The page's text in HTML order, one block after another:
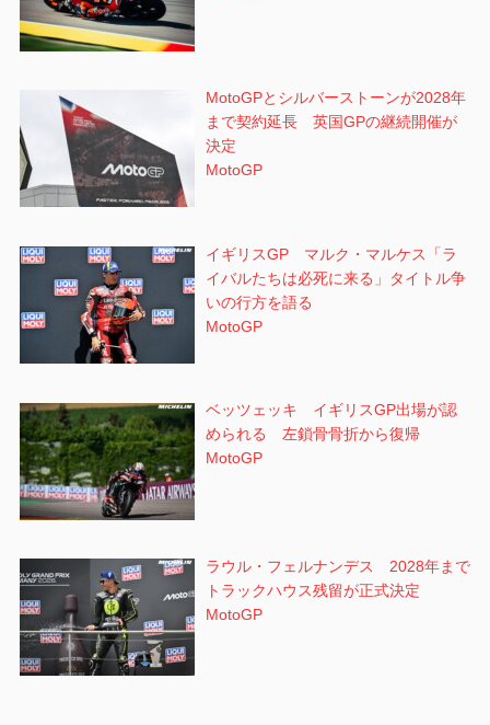
MotoGPとシルバーストーンが2028年
まで契約延長 英国GPの継続開催が
決定
MotoGP
イギリスGP マルク・マルケス「ラ
イバルたちは必死に来る」タイトル争
いの行方を語る
MotoGP
ベッツェッキ イギリスGP出場が認
められる 左鎖骨骨折から復帰
MotoGP
ラウル・フェルナンデス 2028年まで
トラックハウス残留が正式決定
MotoGP